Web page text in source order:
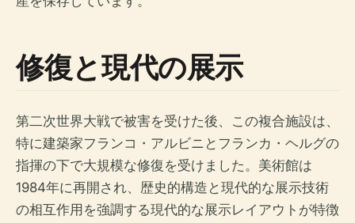
修復と現代の展示
第二次世界大戦で被害を受けた後、この複合施設は、
特に建築家フランコ・アルビニとフランカ・ヘルグの
指揮の下で大規模な修復を受けました。美術館は
1984年に再開され、歴史的構造と現代的な展示技術
の相互作用を強調する現代的な展示レイアウトが特徴